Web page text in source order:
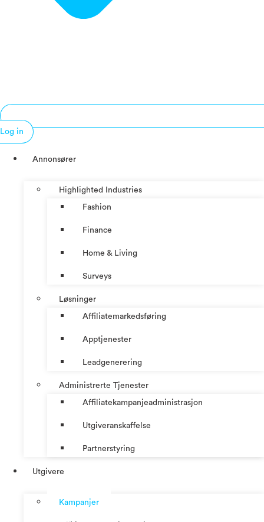
Log in
Annonsører
Highlighted Industries
Fashion
Finance
Home & Living
Surveys
Løsninger
Affiliatemarkedsføring
Apptjenester
Leadgenerering
Administrerte Tjenester
Affiliatekampanjeadministrasjon
Utgiveranskaffelse
Partnerstyring
Utgivere
Kampanjer